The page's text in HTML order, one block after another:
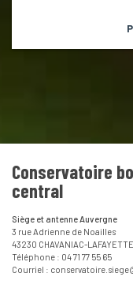
Conservatoire
central
Siège et antenne Auvergne
3 rue Adrienne de Noailles
43230 CHAVANIAC-LAFAYETTE
Téléphone : 04 71 77 55 65
Courriel :